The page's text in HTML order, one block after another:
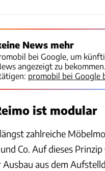
News mehr
bei Google, um
angezeigt zu
promobil bei Google
ist modular
zahlreiche
Co. Auf dieses
aus dem